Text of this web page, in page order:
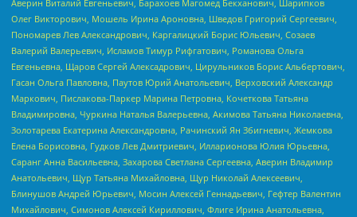
Аверин Виталий Евгеньевич, Барахоев Магомед Бекханович, Шарипков
Олег Викторович, Мошель Ирина Ароновна, Шведов Григорий Сергеевич,
Пономарев Лев Александрович, Каргалицкий Борис Юльевич, Созаев
Валерий Валерьевич, Исламов Тимур Рифгатович, Романова Ольга
Евгеньевна, Щаров Сергей Алексадрович, Цирульников Борис Альбертович,
Гасан Ольга Павловна, Паутов Юрий Анатольевич, Верховский Александр
Маркович, Пислакова-Паркер Марина Петровна, Кочеткова Татьяна
Владимировна, Чуркина Наталья Валерьевна, Акимова Татьяна Николаевна,
Золотарева Екатерина Александровна, Рачинский Ян Збигневич, Жемкова
Елена Борисовна, Гудков Лев Дмитриевич, Илларионова Юлия Юрьевна,
Саранг Анна Васильевна, Захарова Светлана Сергеевна, Аверин Владимир
Анатольевич, Щур Татьяна Михайловна, Щур Николай Алексеевич,
Блинушов Андрей Юрьевич, Мосин Алексей Геннадьевич, Гефтер Валентин
Михайлович, Симонов Алексей Кириллович, Флиге Ирина Анатольевна,